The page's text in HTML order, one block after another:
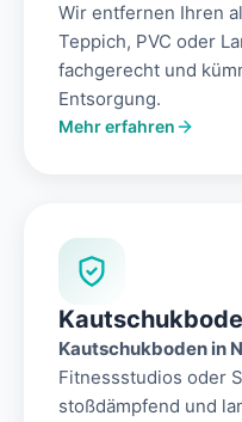
Wir entfernen Ihren
Teppich, PVC oder
fachgerecht und
Entsorgung.
Mehr erfahren
Kautschukboden in
Fitnessstudios oder
stoßdämpfend und